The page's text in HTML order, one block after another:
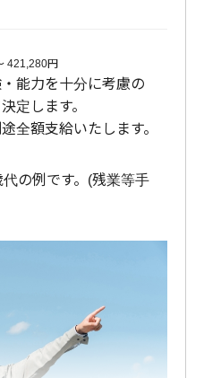
421,280円
能力を十分に考慮の
定します。
全額支給いたします。
の例です。(残業等手